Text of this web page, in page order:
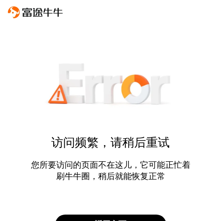
访问频繁，请稍后重试
您所要访问的页面不在这儿，它可能正忙着
刷牛牛圈，稍后就能恢复正常